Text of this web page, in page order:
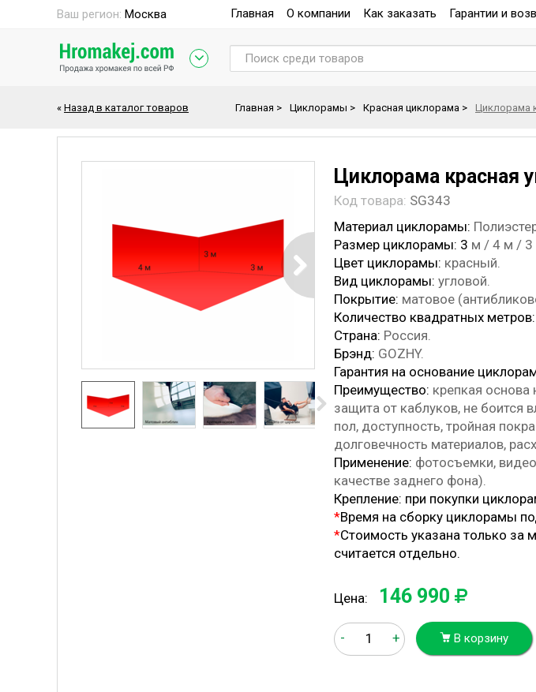
Ваш регион: Москва Главная О компании Как заказать Гарантии и
« Назад в каталог товаров Главная > Циклорамы > Красная циклорама > Циклорама
Циклорама красная
Код товара: SG343
Материал циклорамы:
Размер циклорамы: 3 м / 4 м / 3
Цвет циклорамы: красный.
Вид циклорамы: угловой.
Покрытие: матовое
Количество квадратных
Страна: Россия.
Брэнд: GOZHY.
Гарантия на основание
Преимущество: крепкая основа
защита от каблуков, не боится
пол, доступность, тройная
долговечность материалов,
Применение: фотосъемки,
качестве заднего фона).
Крепление: при покупки
*Время на сборку циклорамы
*Стоимость указана только за
считается отдельно.
Цена: 146 990
- + В корзину